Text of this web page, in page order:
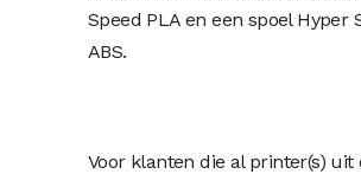
Speed ​​PLA en een spoel Hyper
ABS.
Voor klanten die al printer(s) uit